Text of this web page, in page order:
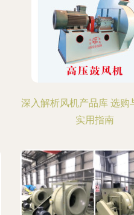
深入解析风机产品库 选购
实用指南